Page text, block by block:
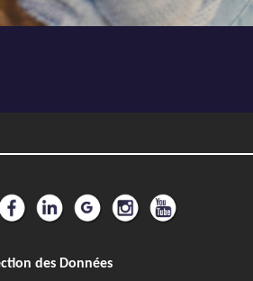
des Données